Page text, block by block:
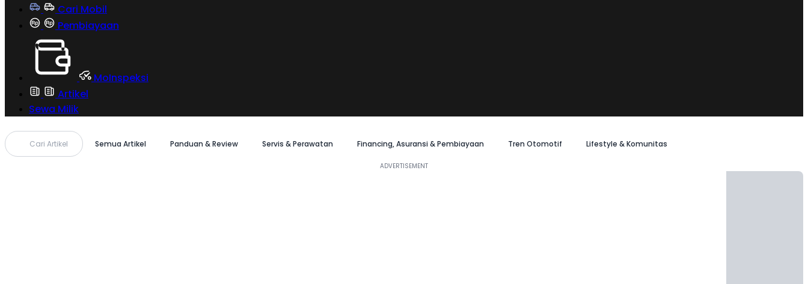
Cari Mobil
Pembiayaan
MoInspeksi
Artikel
Sewa Milik
Cari Artikel Semua Artikel Panduan & Review Servis & Perawatan Financing, Asuransi & Pembiayaan Tren Otomotif Lifestyle & Komunitas